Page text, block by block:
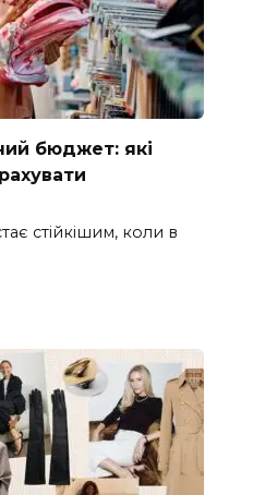
бюджет: які
стійкішим, коли в